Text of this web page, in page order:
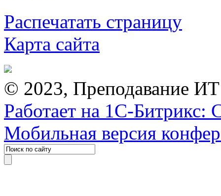
Распечатать страницу
Карта сайта
© 2023, Преподавание
Работает на 1С-Битрикс:
Мобильная версия